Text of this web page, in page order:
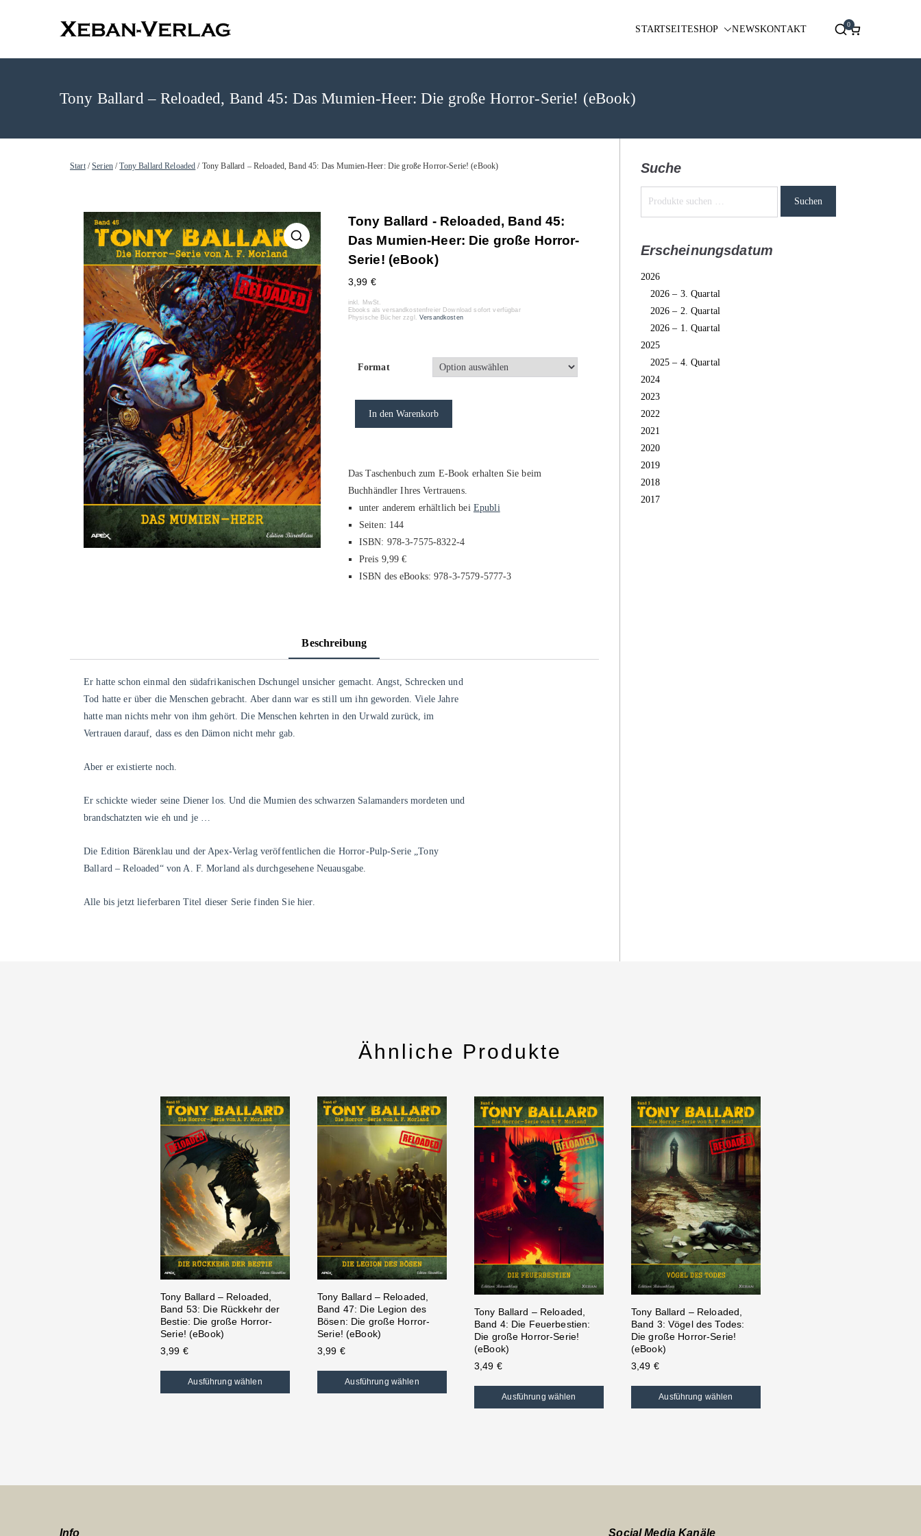
STARTSEITESHOP NEWSKONTAKT 0
Tony Ballard – Reloaded, Band 45: Das Mumien-Heer: Die große Horror-Serie! (eBook)
Start/Serien/Tony Ballard Reloaded / Tony Ballard – Reloaded, Band 45: Das Mumien-Heer: Die große Horror-Serie! (eBook)
🔍
Tony Ballard - Reloaded, Band 45:
Das Mumien-Heer: Die große Horror-
Serie! (eBook)
3,99 €
inkl. MwSt.
Ebooks als versandkostenfreier Download sofort verfügbar
Physische Bücher zzgl.Versandkosten
Format
In den Warenkorb
Das Taschenbuch zum E-Book erhalten Sie beim
Buchhändler Ihres Vertrauens.
unter anderem erhältlich bei Epubli
Seiten: 144
ISBN: 978-3-7575-8322-4
Preis 9,99 €
ISBN des eBooks: 978-3-7579-5777-3
Beschreibung
Er hatte schon einmal den südafrikanischen Dschungel unsicher gemacht. Angst, Schrecken und
Tod hatte er über die Menschen gebracht. Aber dann war es still um ihn geworden. Viele Jahre
hatte man nichts mehr von ihm gehört. Die Menschen kehrten in den Urwald zurück, im
Vertrauen darauf, dass es den Dämon nicht mehr gab.
Aber er existierte noch.
Er schickte wieder seine Diener los. Und die Mumien des schwarzen Salamanders mordeten und
brandschatzten wie eh und je …
Die Edition Bärenklau und der Apex-Verlag veröffentlichen die Horror-Pulp-Serie „Tony
Ballard – Reloaded“ von A. F. Morland als durchgesehene Neuausgabe.
Alle bis jetzt lieferbaren Titel dieser Serie finden Sie hier.
Suche
Suchen
Erscheinungsdatum
2026
2026 – 3. Quartal
2026 – 2. Quartal
2026 – 1. Quartal
2025
2025 – 4. Quartal
2024
2023
2022
2021
2020
2019
2018
2017
Ähnliche Produkte
Tony Ballard – Reloaded,
Band 53: Die Rückkehr der
Bestie: Die große Horror-
Serie! (eBook)
3,99 €
Ausführung wählen
Tony Ballard – Reloaded,
Band 47: Die Legion des
Bösen: Die große Horror-
Serie! (eBook)
3,99 €
Ausführung wählen
Tony Ballard – Reloaded,
Band 4: Die Feuerbestien:
Die große Horror-Serie!
(eBook)
3,49 €
Ausführung wählen
Tony Ballard – Reloaded,
Band 3: Vögel des Todes:
Die große Horror-Serie!
(eBook)
3,49 €
Ausführung wählen
Info Social Media Kanäle